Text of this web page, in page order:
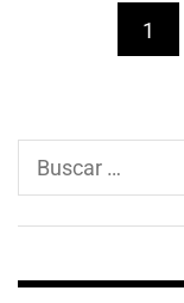
Paginación
1
Buscar: